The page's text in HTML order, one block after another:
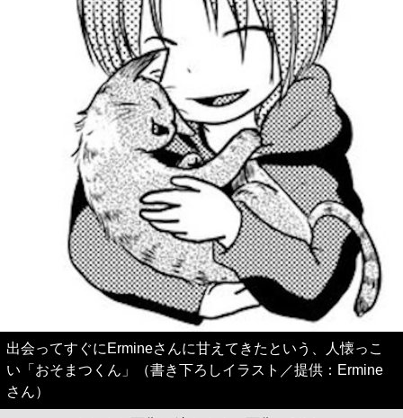
出会ってすぐにErmineさんに甘えてきたという、人懐っこ
い「おそまつくん」（書き下ろしイラスト／提供：Ermine
さん）